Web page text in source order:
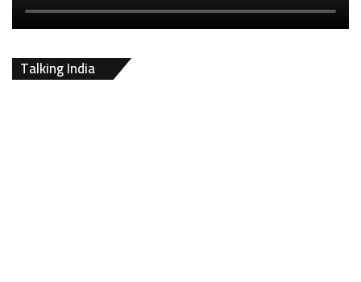
Talking India